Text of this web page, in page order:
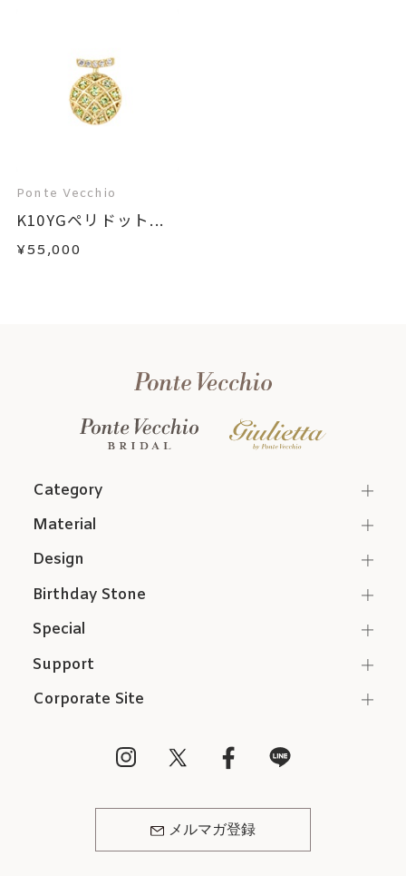
Ponte Vecchio
K10YGペリドット...
¥55,000
Category
Support
Corporate Site
メルマガ登録
Material
Design
Birthday Stone
Special